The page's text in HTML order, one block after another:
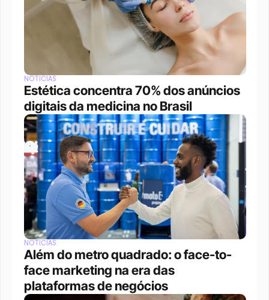
NOTÍCIAS
Estética concentra 70% dos anúncios
digitais da medicina no Brasil
NOTÍCIAS
Além do metro quadrado: o face-to-
face marketing na era das
plataformas de negócios